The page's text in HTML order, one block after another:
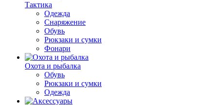
Тактика
Одежда
Снаряжение
Обувь
Рюкзаки и сумки
Фонари
Охота и рыбалка
Обувь
Рюкзаки и сумки
Одежда